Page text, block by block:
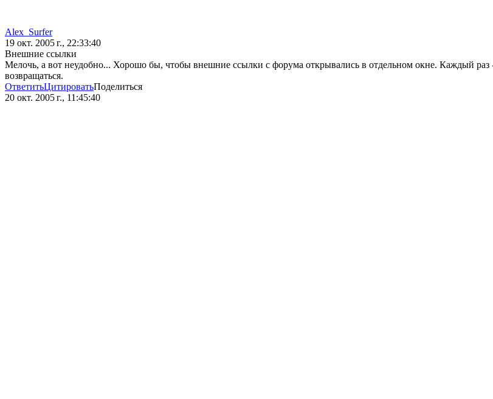
Alex_Surfer
19 окт. 2005 г., 22:33:40
Внешние ссылки
Мелочь, а вот неудобно... Хорошо бы, чтобы внешние ссылки с форума открывались в отдельном окне. Каждый раз
возвращаться.
ОтветитьЦитироватьПоделиться
20 окт. 2005 г., 11:45:40